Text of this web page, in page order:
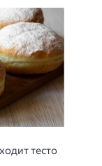
тесто